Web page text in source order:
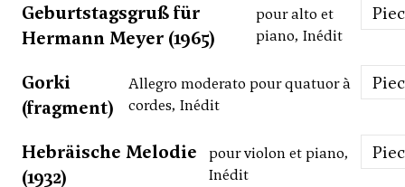
Geburtstagsgruß für
Hermann Meyer (1965)
pour alto et
piano, Inédit
Gorki
(fragment)
Allegro moderato pour quatuor à
cordes, Inédit
Hebräische Melodie
(1932)
pour violon et piano,
Inédit